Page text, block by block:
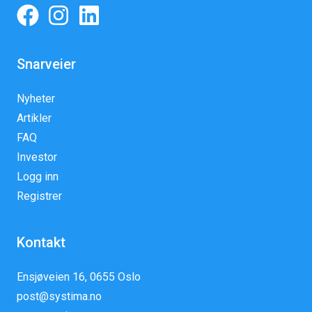
Snarveier
Nyheter
Artikler
FAQ
Investor
Logg inn
Registrer
Kontakt
Ensjøveien 16, 0655 Oslo
post@systima.no